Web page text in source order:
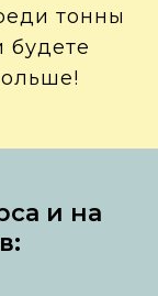
тонны
будете
и на